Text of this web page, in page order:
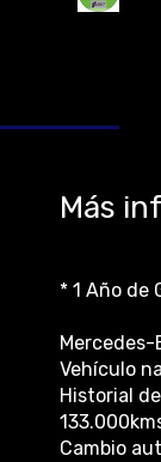
Más
* 1 Año de
Vehículo
Historial
Cambio